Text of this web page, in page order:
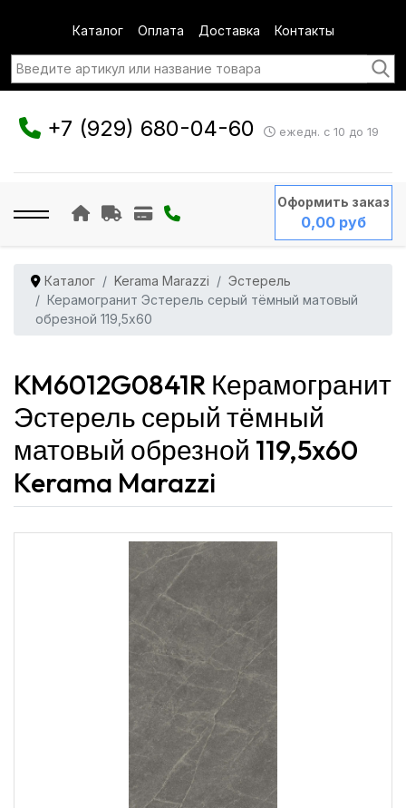
Каталог Оплата Доставка Контакты
+7 (929) 680-04-60 ежедн. с 10 до 19
Оформить заказ
0,00 руб
Каталог Kerama Marazzi
Эстерель
Керамогранит Эстерель серый тёмный матовый
обрезной 119,5x60
KM6012G0841R Керамогранит
Эстерель серый тёмный
матовый обрезной 119,5x60
Kerama Marazzi